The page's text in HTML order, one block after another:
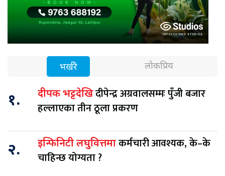
भर्खरै लोकप्रिय
१. दीपक भट्टदेखिदीपेन्द्र अग्रवालसम्मः पुँजी बजार
हल्लाएका तीन ठूला प्रकरण
२. इन्फिनिटी लघुवित्तमाकर्मचारी आवश्यक, के–के
चाहिन्छ योग्यता ?